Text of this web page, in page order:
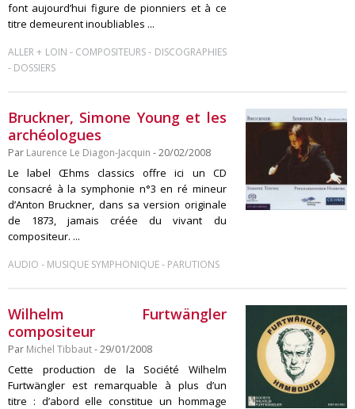
font aujourd’hui figure de pionniers et à ce
titre demeurent inoubliables ...
ALLER + LOIN - COMPOSITEURS- DISCOGRAPHIES
- DOSSIERS
Bruckner, Simone Young et les
archéologues
Par Laurence Le Diagon-Jacquin - 20/02/2008
Le label Œhms classics offre ici un CD
consacré à la symphonie n°3 en ré mineur
d’Anton Bruckner, dans sa version originale
de 1873, jamais créée du vivant du
compositeur. ...
AUDIO - MUSIQUE SYMPHONIQUE- PARUTIONS
Wilhelm Furtwängler
compositeur
Par Michel Tibbaut- 29/01/2008
Cette production de la Société Wilhelm
Furtwängler est remarquable à plus d’un
titre : d’abord elle constitue un hommage